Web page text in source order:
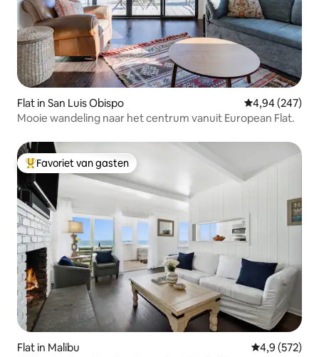
Flat in San Luis Obispo Gemiddelde
4,94 (247)
Mooie wandeling naar het centrum vanuit European Flat.
Topfavoriet van gasten
Favoriet van gasten
Flat in Malibu Gemiddelde
4,9 (572)